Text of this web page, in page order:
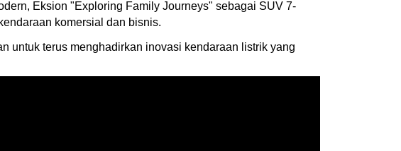
Eksion "Exploring Family Journeys" sebagai SUV 7-
komersial dan bisnis.
untuk terus menghadirkan inovasi kendaraan listrik yang